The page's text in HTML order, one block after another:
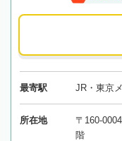
最寄駅 JR・東京
所在地
〒160-
階